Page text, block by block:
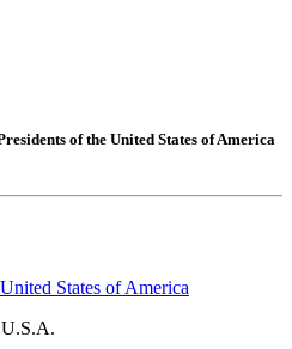
of the United States of America
States of America
U.S.A.